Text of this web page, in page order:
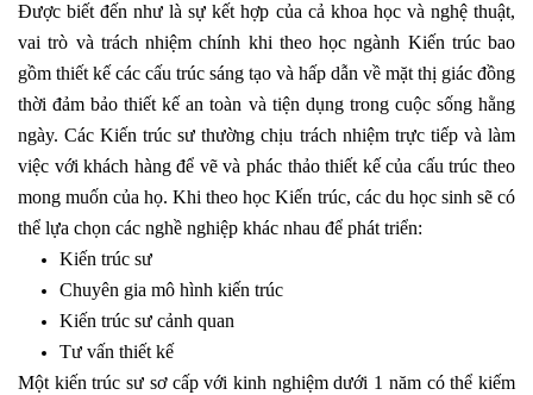
Được biết đến như là sự kết hợp của cả khoa học và nghệ thuật,
vai trò và trách nhiệm chính khi theo học ngành Kiến trúc bao
gồm thiết kế các cấu trúc sáng tạo và hấp dẫn về mặt thị giác đồng
thời đảm bảo thiết kế an toàn và tiện dụng trong cuộc sống hằng
ngày. Các Kiến trúc sư thường chịu trách nhiệm trực tiếp và làm
việc với khách hàng để vẽ và phác thảo thiết kế của cấu trúc theo
mong muốn của họ. Khi theo học Kiến trúc, các du học sinh sẽ có
thể lựa chọn các nghề nghiệp khác nhau để phát triển:
Kiến trúc sư
Chuyên gia mô hình kiến trúc
Kiến trúc sư cảnh quan
Tư vấn thiết kế
Một kiến trúc sư sơ cấp với kinh nghiệm dưới 1 năm có thể kiếm